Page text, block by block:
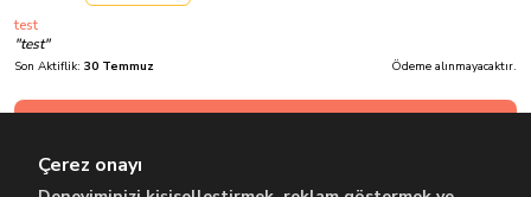
test
"test"
Son Aktiflik: 30 Temmuz Ödeme alınmayacaktır.
Çerez onayı